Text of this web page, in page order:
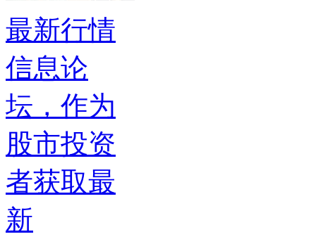
最新行情
信息论
坛，作为
股市投资
者获取最
新